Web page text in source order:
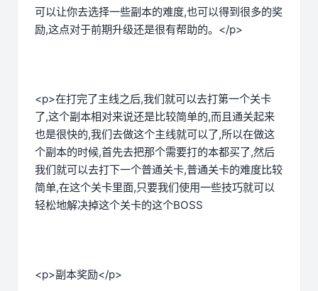
可以让你去选择一些副本的难度,也可以得到很多的奖
励,这点对于前期升级还是很有帮助的。</p>
<p>在打完了主线之后,我们就可以去打第一个关卡
了,这个副本相对来说还是比较简单的,而且通关起来
也是很快的,我们去做这个主线就可以了,所以在做这
个副本的时候,首先去把那个需要打的本都买了,然后
我们就可以去打下一个普通关卡,普通关卡的难度比较
简单,在这个关卡里面,只要我们使用一些技巧就可以
轻松地解决掉这个关卡的这个BOSS
<p>副本奖励</p>